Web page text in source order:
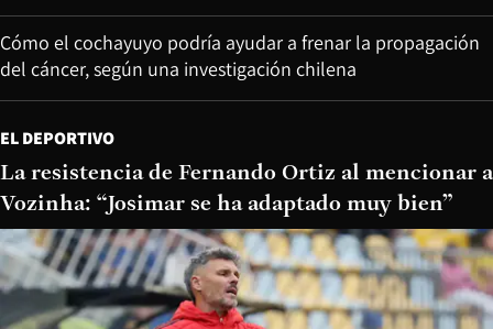
Cómo el cochayuyo podría ayudar a frenar la propagación
del cáncer, según una investigación chilena
EL DEPORTIVO
La resistencia de Fernando Ortiz al mencionar a
Vozinha: “Josimar se ha adaptado muy bien”